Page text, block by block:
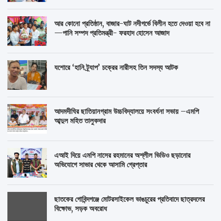
আর কোনো প্রতিষ্ঠান, বাজার-ঘাট নদীগর্ভে বিলীন হতে দেওয়া হবে না
—পানি সম্পদ প্রতিমন্ত্রী- ফরহাদ হোসেন আজাদ
যশোরে ‘হানি ট্র্যাপ’ চক্রের নারীসহ তিন সদস্য আটক
আদমদীঘির ছাতিয়ানগ্রাম উচ্চবিদ্যালয়ে সংবর্ধনা সভায় –এমপি
আব্দুল মহিত তালুকদার
এআই দিয়ে এমপি নাসের রহমানের অশ্লীল ভিডিও ছড়ানোর
অভিযোগে সাভার থেকে আসামি গ্রেপ্তার
ছাতকের গোবিন্দগঞ্জে মোটরসাইকেল ভাঙচুরের প্রতিবাদে ছাত্রদলের
বিক্ষোভ, সড়ক অবরোধ